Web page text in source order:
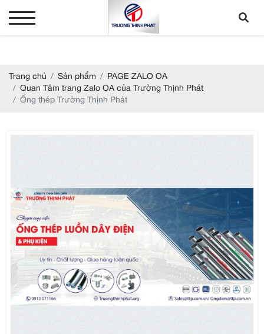
Trang chủ Sản phẩm
PAGE ZALO OA
Quan Tâm trang Zalo OA của Trường Thịnh Phát
Ống thép Trường Thịnh Phát